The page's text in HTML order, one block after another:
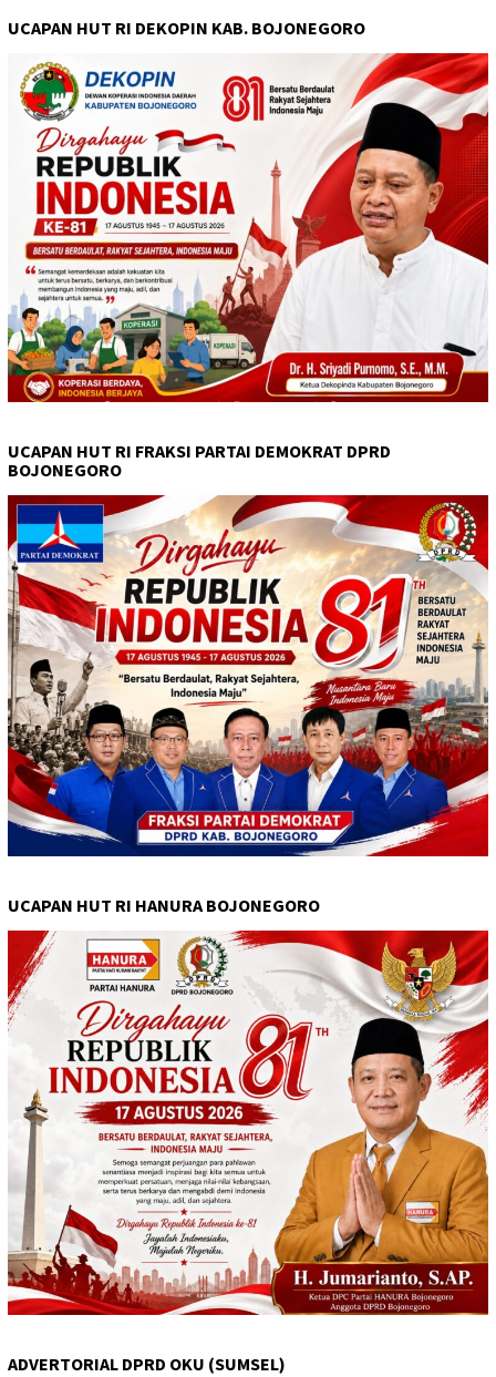
UCAPAN HUT RI DEKOPIN KAB. BOJONEGORO
UCAPAN HUT RI FRAKSI PARTAI DEMOKRAT DPRD
BOJONEGORO
UCAPAN HUT RI HANURA BOJONEGORO
ADVERTORIAL DPRD OKU (SUMSEL)